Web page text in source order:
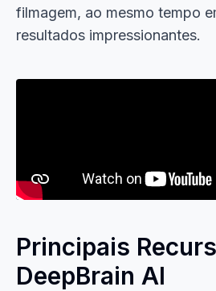
filmagem, ao mesmo tempo
resultados impressionantes.
Principais
DeepBrain AI